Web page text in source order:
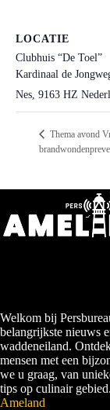
LOCATIE
Clubhuis “De Toel”
Kardinaal de
Nes, 9163 HZ
Thema avond
Welkom bij
belangrijkste nieuws
waddeneiland.
mensen met een
we u graag, van
tips op culinair gebied.
Ameland